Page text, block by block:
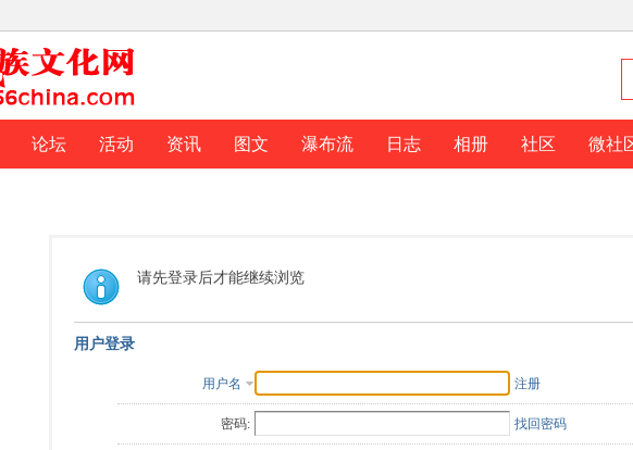
论坛 活动 资讯 图文 瀑布流 日志 相册 社区 微社
请先登录后才能继续浏览
用户登录
用户名 注册
密码: 找回密码